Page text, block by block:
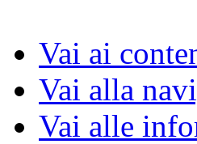
Vai ai
Vai alla
Vai alle